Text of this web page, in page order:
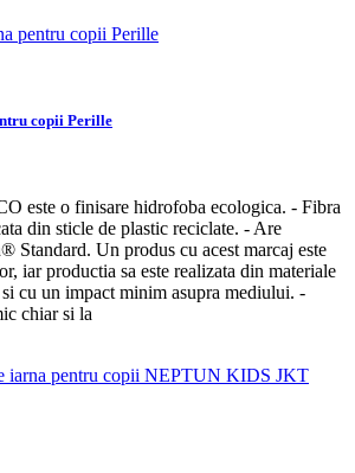
copii Perille
este o finisare hidrofoba ecologica. - Fibra
din sticle de plastic reciclate. - Are
Standard. Un produs cu acest marcaj este
iar productia sa este realizata din materiale
cu un impact minim asupra mediului. -
chiar si la